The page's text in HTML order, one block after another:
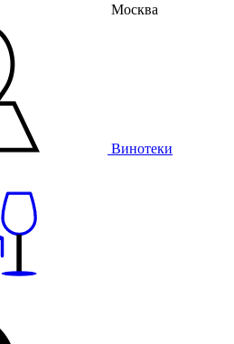
Москва
Винотеки